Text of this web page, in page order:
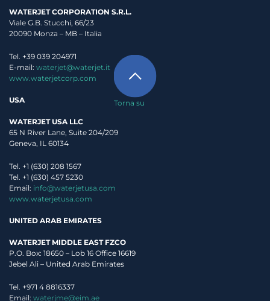
Torna su
WATERJET CORPORATION S.R.L.
Viale G.B. Stucchi, 66/23
20090 Monza – MB – Italia
Tel. +39 039 204971
E-mail: waterjet@waterjet.it
www.waterjetcorp.com
USA
WATERJET USA LLC
65 N River Lane, Suite 204/209
Geneva, IL 60134
Tel. +1 (630) 208 1567
Tel. +1 (630) 457 5230
Email: info@waterjetusa.com
www.waterjetusa.com
UNITED ARAB EMIRATES
WATERJET MIDDLE EAST FZCO
P.O. Box: 18650 – Lob 16 Office 16619
Jebel Ali – United Arab Emirates
Tel. +971 4 8816337
Email: waterjme@eim.ae